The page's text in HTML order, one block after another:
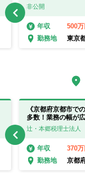
非公開
年収
500
勤務地
東京
《京都府京都市で
多数！業務の幅が
辻・本郷税理士法人
年収
370
勤務地
京都